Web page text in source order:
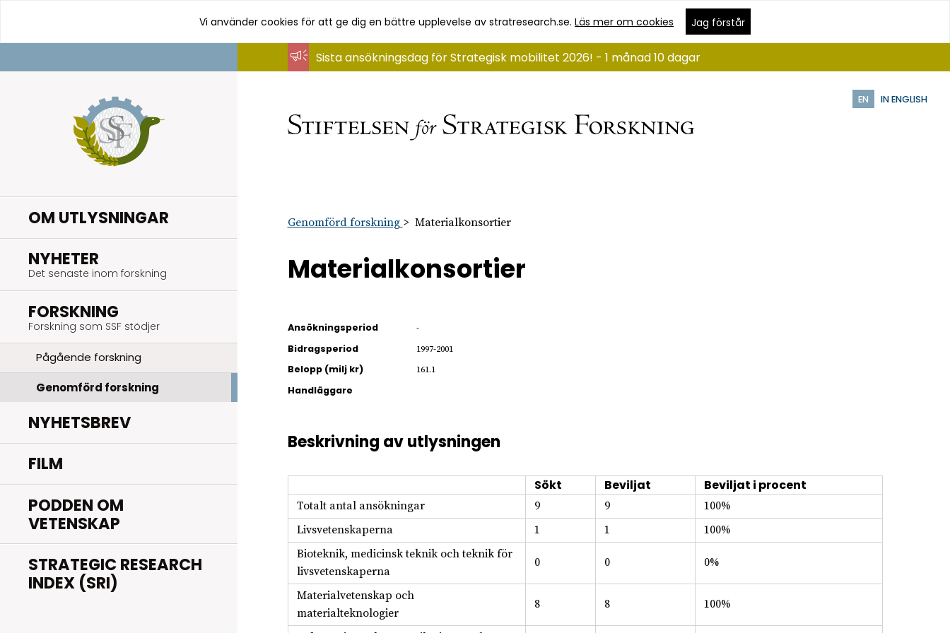
innehåll
Vi använder cookies för att ge dig en bättre upplevelse av stratresearch.se.Läs mer om cookies Jag förstår
EN IN ENGLISH
OM UTLYSNINGAR
NYHETER
Det senaste inom forskning
FORSKNING
Forskning som SSF stödjer
Pågående forskning
Genomförd forskning
NYHETSBREV
FILM
PODDEN OM
VETENSKAP
STRATEGIC RESEARCH
INDEX (SRI)
Sista ansökningsdag för Strategisk mobilitet 2026! - 1 månad 10 dagar
Genomförd forskning Materialkonsortier
Materialkonsortier
Ansökningsperiod -
Bidragsperiod 1997-2001
Belopp (milj kr) 161.1
Handläggare
Beskrivning av utlysningen
Sökt Beviljat Beviljat i procent
Totalt antal ansökningar 9 9
100%
Livsvetenskaperna
1 1
100%
Bioteknik, medicinsk teknik och teknik för
livsvetenskaperna
0 0 0%
Materialvetenskap och
materialteknologier
8 8 100%